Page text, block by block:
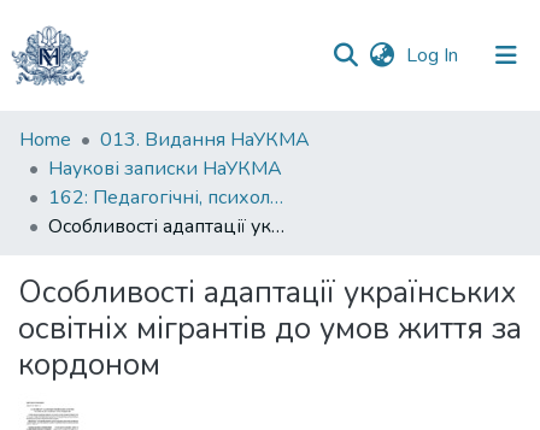
Log In (current)
Communities
&
Collections
Statistics
Home
013. Видання НаУКМА
Наукові записки НаУКМА
162: Педагогічні, психологічні науки та соціальна робота
Особливості адаптації українських освітніх мігрантів до умов життя за кордоном
Особливості адаптації українських
освітніх мігрантів до умов життя за
кордоном